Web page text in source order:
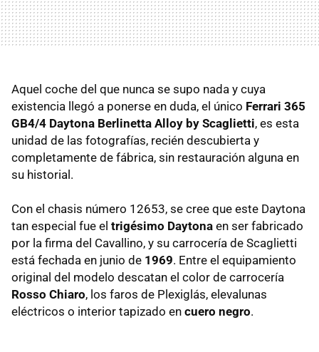
Aquel coche del que nunca se supo nada y cuya
existencia llegó a ponerse en duda, el único Ferrari 365
GB4/4 Daytona Berlinetta Alloy by Scaglietti, es esta
unidad de las fotografías, recién descubierta y
completamente de fábrica, sin restauración alguna en
su historial.
Con el chasis número 12653, se cree que este Daytona
tan especial fue el trigésimo Daytona en ser fabricado
por la firma del Cavallino, y su carrocería de Scaglietti
está fechada en junio de 1969. Entre el equipamiento
original del modelo descatan el color de carrocería
Rosso Chiaro, los faros de Plexiglás, elevalunas
eléctricos o interior tapizado en cuero negro.